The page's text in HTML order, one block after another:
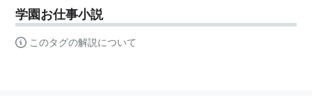
学園お仕事小説
このタグの解説について